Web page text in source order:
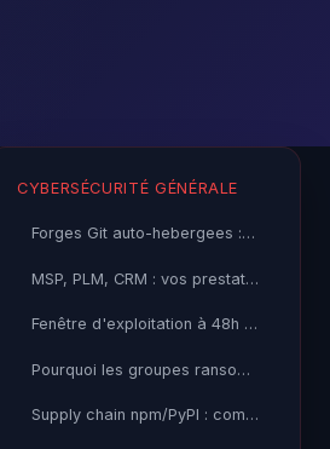
CYBERSÉCURITÉ GÉNÉRALE
Forges Git auto-hebergees : votre code source est la cible la plus sous-estimee de votre SI
MSP, PLM, CRM : vos prestataires sont devenus votre principale surface d'attaque
Fenêtre d'exploitation à 48h : le patch management traditionnel est mort
Pourquoi les groupes ransomware RaaS sont devenus impossibles à tuer
Supply chain npm/PyPI : comment les APT ont fait de votre pipeline CI/CD une autoroute d’accès